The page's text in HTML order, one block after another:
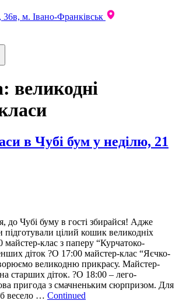
м. Івано-Франківськ
великодні
в Чубі бум у неділю, 21
до Чубі буму в гості збирайся! Адже
підготували цілий кошик великодніх
клас з паперу “Курчатоко-
діток ?О 17:00 майстер-клас “Яєчко-
великодню прикрасу. Майстер-
старших діток. ?О 18:00 – лего-
пригода з смачненьким сюрпризом. Для
весело … Continued